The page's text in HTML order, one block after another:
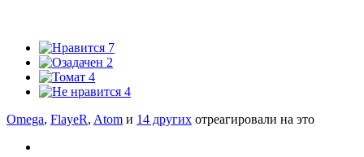
7
2
4
4
Omega, FlayeR, Atom и 14 других отреагировали на это